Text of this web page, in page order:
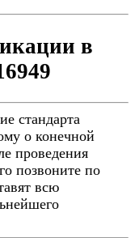
в
стандарта
о конечной
проведения
позвоните по
всю